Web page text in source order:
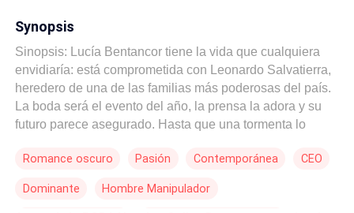
Synopsis
Sinopsis: Lucía Bentancor tiene la vida que cualquiera
envidiaría: está comprometida con Leonardo Salvatierra,
heredero de una de las familias más poderosas del país.
La boda será el evento del año, la prensa la adora y su
futuro parece asegurado. Hasta que una tormenta lo
invernadero de la mansión y conoce a un hombre
una mirada que la quema. Entre el trueno y el silencio, lo
Romance oscuro Pasión Contemporánea CEO
Dominante Hombre Manipulador